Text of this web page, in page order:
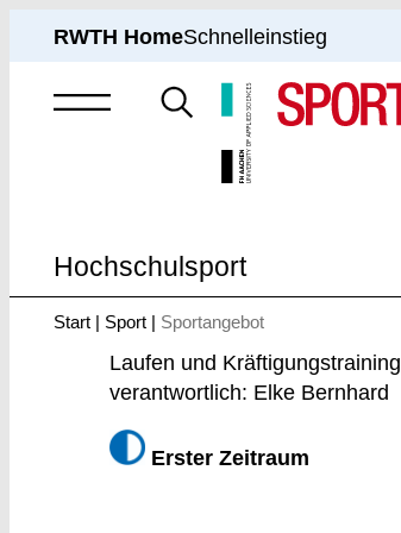
RWTH HomeSchnelleinstieg
Suche
nach
Hochschulsport
hier:
Start Sport Sportangebot
Laufen und Kräftigungstraining
verantwortlich: Elke Bernhard
Erster Zeitraum